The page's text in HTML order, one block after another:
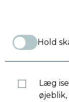
Hold
Læg
øjeblik,